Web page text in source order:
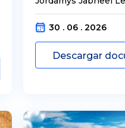
30 . 06 . 2026
Descargar